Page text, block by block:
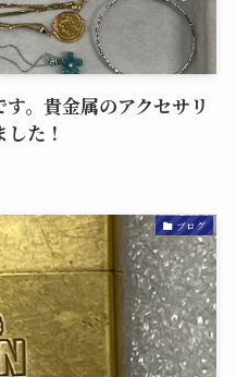
。貴金属のアクセサリ
た！
ブログ